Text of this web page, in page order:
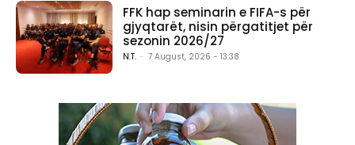
FFK hap seminarin e FIFA-s për
gjyqtarët, nisin përgatitjet për
sezonin 2026/27
N.T. - 7 August, 2026 - 13:38